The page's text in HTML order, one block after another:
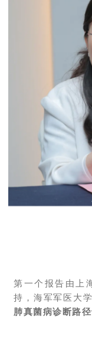
第一个报告由上
持， 海军军医大
肺真菌病诊断路径